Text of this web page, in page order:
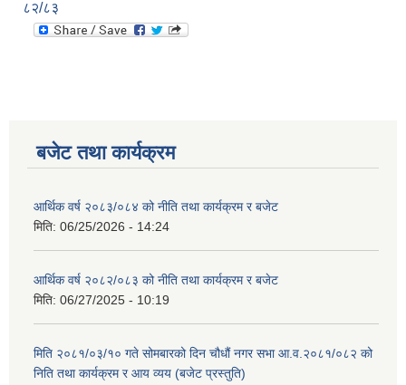
८२/८३
बजेट तथा कार्यक्रम
आर्थिक वर्ष २०८३/०८४ को नीति तथा कार्यक्रम र बजेट
मिति: 06/25/2026 - 14:24
आर्थिक वर्ष २०८२/०८३ को नीति तथा कार्यक्रम र बजेट
मिति: 06/27/2025 - 10:19
मिति २०८१/०३/१० गते सोमबारको दिन चौधौं नगर सभा आ.व.२०८१/०८२ को
निति तथा कार्यक्रम र आय व्यय (बजेट प्रस्तुति)